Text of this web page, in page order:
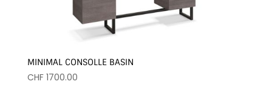
MINIMAL CONSOLLE BASIN
CHF1700.00